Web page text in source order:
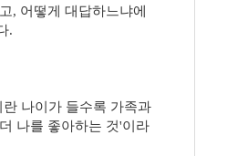
, 어떻게 대답하느냐에
.
나이가 들수록 가족과
나를 좋아하는 것'이라